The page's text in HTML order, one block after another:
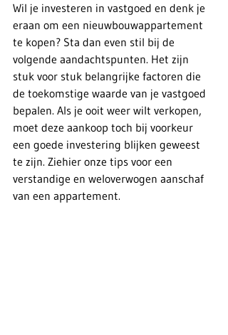
Wil je investeren in vastgoed en denk je
eraan om een nieuwbouwappartement
te kopen? Sta dan even stil bij de
volgende aandachtspunten. Het zijn
stuk voor stuk belangrijke factoren die
de toekomstige waarde van je vastgoed
bepalen. Als je ooit weer wilt verkopen,
moet deze aankoop toch bij voorkeur
een goede investering blijken geweest
te zijn. Ziehier onze tips voor een
verstandige en weloverwogen aanschaf
van een appartement.